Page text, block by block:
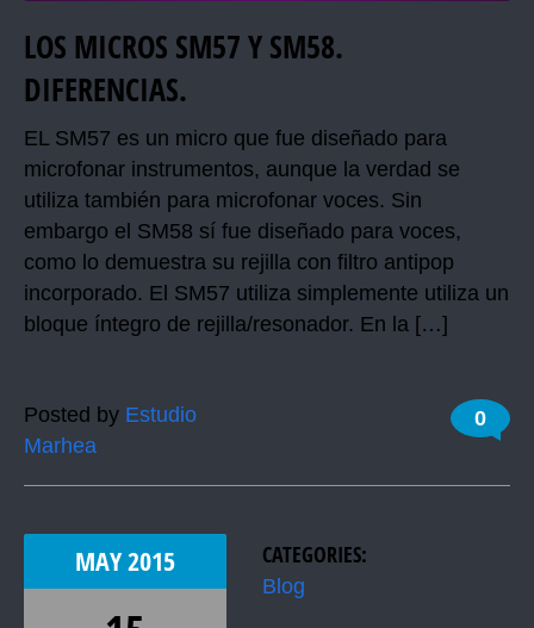
LOS MICROS SM57 Y SM58.
DIFERENCIAS.
EL SM57 es un micro que fue diseñado para
microfonar instrumentos, aunque la verdad se
utiliza también para microfonar voces. Sin
embargo el SM58 sí fue diseñado para voces,
como lo demuestra su rejilla con filtro antipop
incorporado. El SM57 utiliza simplemente utiliza un
bloque íntegro de rejilla/resonador. En la […]
Posted by Estudio
Marhea
0
MAY2015 CATEGORIES:
Blog